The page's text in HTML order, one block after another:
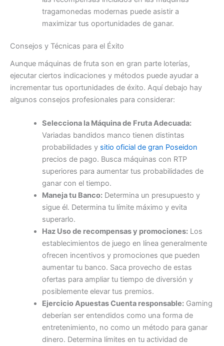
tragamonedas modernas puede asistir a
maximizar tus oportunidades de ganar.
Consejos y Técnicas para el Éxito
Aunque máquinas de fruta son en gran parte loterías,
ejecutar ciertos indicaciones y métodos puede ayudar a
incrementar tus oportunidades de éxito. Aquí debajo hay
algunos consejos profesionales para considerar:
Selecciona la Máquina de Fruta Adecuada:
Variadas bandidos manco tienen distintas
probabilidades y sitio oficial de gran Poseidon
precios de pago. Busca máquinas con RTP
superiores para aumentar tus probabilidades de
ganar con el tiempo.
Maneja tu Banco:Determina un presupuesto y
sigue él. Determina tu límite máximo y evita
superarlo.
Haz Uso de recompensas y promociones:Los
establecimientos de juego en línea generalmente
ofrecen incentivos y promociones que pueden
aumentar tu banco. Saca provecho de estas
ofertas para ampliar tu tiempo de diversión y
posiblemente elevar tus premios.
Ejercicio Apuestas Cuenta responsable:Gaming
deberían ser entendidos como una forma de
entretenimiento, no como un método para ganar
dinero. Determina límites en tu actividad de